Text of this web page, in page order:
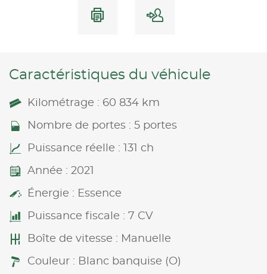
Caractéristiques du véhicule
Kilométrage : 60 834 km
Nombre de portes : 5 portes
Puissance réelle : 131 ch
Année : 2021
Énergie : Essence
Puissance fiscale : 7 CV
Boîte de vitesse : Manuelle
Couleur : Blanc banquise (O)